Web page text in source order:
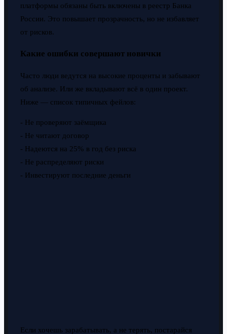
платформы обязаны быть включены в реестр Банка
России. Это повышает прозрачность, но не избавляет
от рисков.
Какие ошибки совершают новички
Часто люди ведутся на высокие проценты и забывают
об анализе. Или же вкладывают всё в один проект.
Ниже — список типичных фейлов:
- Не проверяют заёмщика
- Не читают договор
- Надеются на 25% в год без риска
- Не распределяют риски
- Инвестируют последние деньги
Если хочешь зарабатывать, а не терять, постарайся